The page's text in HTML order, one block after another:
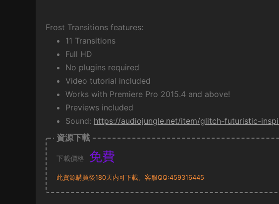
Frost Transitions features:
11 Transitions
Full HD
No plugins required
Video tutorial included
Works with Premiere Pro 2015.4 and above!
Previews included
Sound: https://audiojungle.net/item/glitch-futuristic-
資源下載
下載價格 免費
此資源購買後180天内可下載。客服QQ:459316445